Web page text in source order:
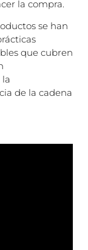
la compra.
se han
que cubren
de la cadena